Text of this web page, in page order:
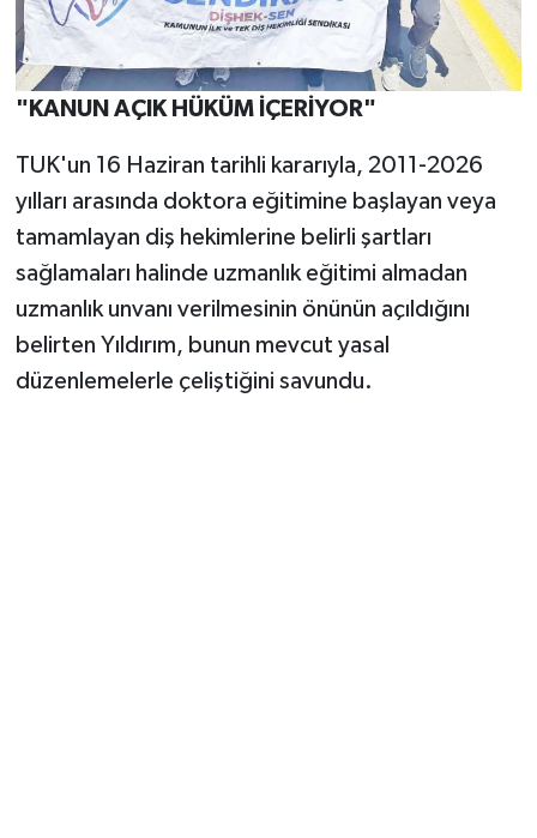
"KANUN AÇIK HÜKÜM İÇERİYOR"
TUK'un 16 Haziran tarihli kararıyla, 2011-2026
yılları arasında doktora eğitimine başlayan veya
tamamlayan diş hekimlerine belirli şartları
sağlamaları halinde uzmanlık eğitimi almadan
uzmanlık unvanı verilmesinin önünün açıldığını
belirten Yıldırım, bunun mevcut yasal
düzenlemelerle çeliştiğini savundu.